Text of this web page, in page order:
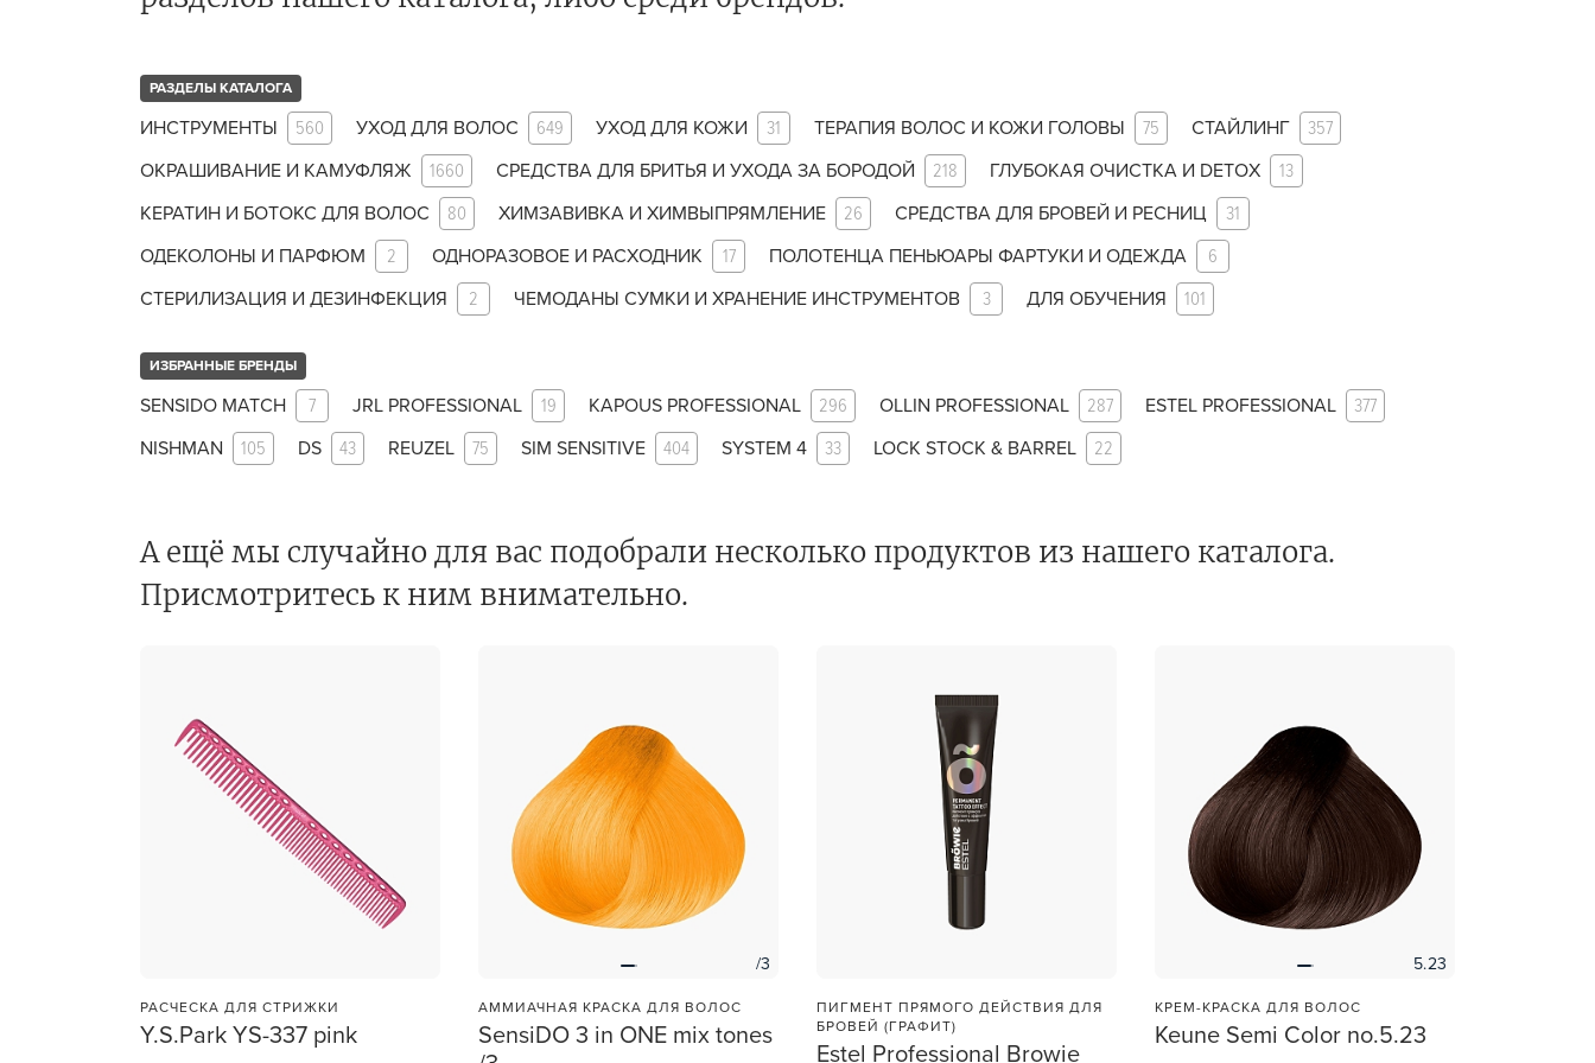
ухода за бородой
Химзавивка и
химвыпрямление
Средства для бровей и
ресниц
Одеколоны и парфюм
фартуки и одежда
Стерилизация и
дезинфекция
РАЗДЕЛЫ КАТАЛОГА
ИНСТРУМЕНТЫ 560 УХОД ДЛЯ ВОЛОС 649 УХОД ДЛЯ КОЖИ 31 ТЕРАПИЯ ВОЛОС И КОЖИ ГОЛОВЫ 75 СТАЙЛИНГ 357
ОКРАШИВАНИЕ И КАМУФЛЯЖ 1660 СРЕДСТВА ДЛЯ БРИТЬЯ И УХОДА ЗА БОРОДОЙ 218 ГЛУБОКАЯ ОЧИСТКА И DETOX 13
КЕРАТИН И БОТОКС ДЛЯ ВОЛОС 80 ХИМЗАВИВКА И ХИМВЫПРЯМЛЕНИЕ 26 СРЕДСТВА ДЛЯ БРОВЕЙ И РЕСНИЦ 31
ОДЕКОЛОНЫ И ПАРФЮМ 2 ОДНОРАЗОВОЕ И РАСХОДНИК 17 ПОЛОТЕНЦА ПЕНЬЮАРЫ ФАРТУКИ И ОДЕЖДА 6
СТЕРИЛИЗАЦИЯ И ДЕЗИНФЕКЦИЯ 2 ЧЕМОДАНЫ СУМКИ И ХРАНЕНИЕ ИНСТРУМЕНТОВ 3 ДЛЯ ОБУЧЕНИЯ 101
ИЗБРАННЫЕ БРЕНДЫ
SENSIDO MATCH 7 JRL PROFESSIONAL 19 KAPOUS PROFESSIONAL 296 OLLIN PROFESSIONAL 287 ESTEL PROFESSIONAL 377
NISHMAN 105 DS 43 REUZEL 75 SIM SENSITIVE 404 SYSTEM 4 33 LOCK STOCK & BARREL 22
А ещё мы случайно для вас подобрали несколько продуктов из нашего каталога.
Присмотритесь к ним внимательно.
РАСЧЕСКА ДЛЯ СТРИЖКИ
Y.S.Park YS-337 pink
/3
АММИАЧНАЯ КРАСКА ДЛЯ ВОЛОС
SensiDO 3 in ONE mix tones
ПИГМЕНТ ПРЯМОГО ДЕЙСТВИЯ ДЛЯ
БРОВЕЙ (ГРАФИТ)
Estel Professional Browie
5.23
КРЕМ-КРАСКА ДЛЯ ВОЛОС
Keune Semi Color no.5.23
У нас есть приложение
В новом приложении RedHare Market
смотреть товары и оформлять заказы —
УСТАНОВЛЮ ПОЗЖЕ